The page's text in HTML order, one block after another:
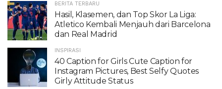
BERITA TERBARU
Hasil, Klasemen, dan Top Skor La Liga:
Atletico Kembali Menjauh dari Barcelona
dan Real Madrid
INSPIRASI
40 Caption for Girls Cute Caption for
Instagram Pictures, Best Selfy Quotes
Girly Attitude Status